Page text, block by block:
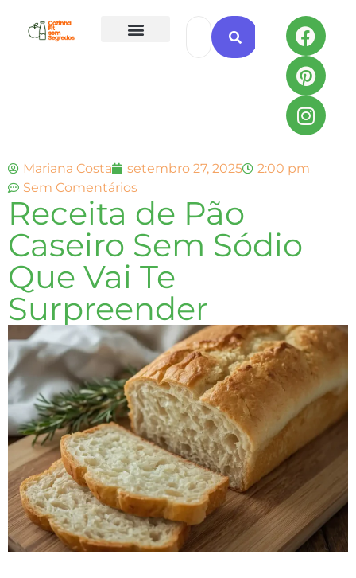
Mariana Costa setembro 27, 2025
2:00 pm
Sem Comentários
Receita de Pão
Caseiro Sem Sódio
Que Vai Te
Surpreender